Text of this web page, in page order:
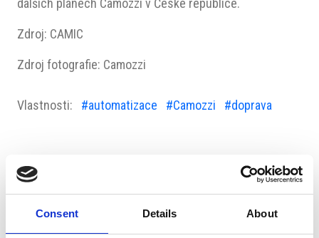
Consent Details About
dalších plánech Camozzi v České republice.
Zdroj: CAMIC
Zdroj fotografie: Camozzi
Vlastnosti: #automatizace #Camozzi #doprava
Navrženo pro vás